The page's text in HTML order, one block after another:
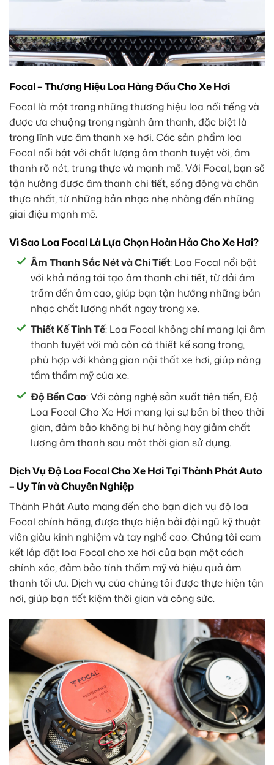
Focal – Thương Hiệu Loa Hàng Đầu Cho Xe Hơi
Focal là một trong những thương hiệu loa nổi tiếng và
được ưa chuộng trong ngành âm thanh, đặc biệt là
trong lĩnh vực âm thanh xe hơi. Các sản phẩm loa
Focal nổi bật với chất lượng âm thanh tuyệt vời, âm
thanh rõ nét, trung thực và mạnh mẽ. Với Focal, bạn sẽ
tận hưởng được âm thanh chi tiết, sống động và chân
thực nhất, từ những bản nhạc nhẹ nhàng đến những
giai điệu mạnh mẽ.
Vì Sao Loa Focal Là Lựa Chọn Hoàn Hảo Cho Xe Hơi?
Âm Thanh Sắc Nét và Chi Tiết: Loa Focal nổi bật
với khả năng tái tạo âm thanh chi tiết, từ dải âm
trầm đến âm cao, giúp bạn tận hưởng những bản
nhạc chất lượng nhất ngay trong xe.
Thiết Kế Tinh Tế: Loa Focal không chỉ mang lại âm
thanh tuyệt vời mà còn có thiết kế sang trọng,
phù hợp với không gian nội thất xe hơi, giúp nâng
tầm thẩm mỹ của xe.
Độ Bền Cao: Với công nghệ sản xuất tiên tiến, Độ
Loa Focal Cho Xe Hơi mang lại sự bền bỉ theo thời
gian, đảm bảo không bị hư hỏng hay giảm chất
lượng âm thanh sau một thời gian sử dụng.
Dịch Vụ Độ Loa Focal Cho Xe Hơi Tại Thành Phát Auto
– Uy Tín và Chuyên Nghiệp
Thành Phát Auto mang đến cho bạn dịch vụ độ loa
Focal chính hãng, được thực hiện bởi đội ngũ kỹ thuật
viên giàu kinh nghiệm và tay nghề cao. Chúng tôi cam
kết lắp đặt loa Focal cho xe hơi của bạn một cách
chính xác, đảm bảo tính thẩm mỹ và hiệu quả âm
thanh tối ưu. Dịch vụ của chúng tôi được thực hiện tận
nơi, giúp bạn tiết kiệm thời gian và công sức.